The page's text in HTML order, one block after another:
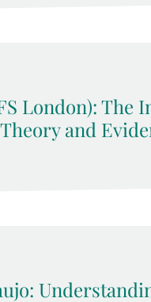
London): The
and